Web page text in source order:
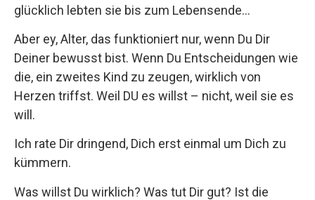
glücklich lebten sie bis zum Lebensende…
Aber ey, Alter, das funktioniert nur, wenn Du Dir
Deiner bewusst bist. Wenn Du Entscheidungen wie
die, ein zweites Kind zu zeugen, wirklich von
Herzen triffst. Weil DU es willst – nicht, weil sie es
will.
Ich rate Dir dringend, Dich erst einmal um Dich zu
kümmern.
Was willst Du wirklich? Was tut Dir gut? Ist die